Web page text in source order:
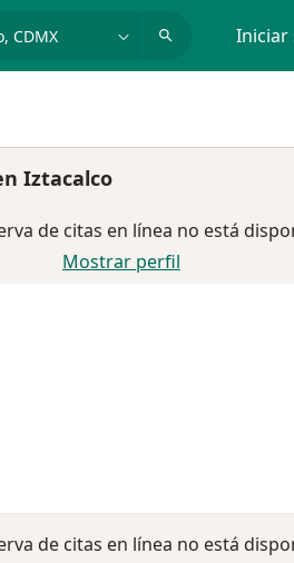
Iniciar
Iztacalco
de citas en línea no está
Mostrar perfil
de citas en línea no está